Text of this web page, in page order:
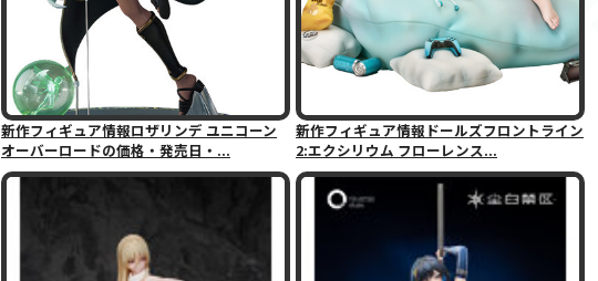
新作フィギュア情報ロザリンデ ユニコーン
オーバーロードの価格・発売日・...
新作フィギュア情報ドールズフロントライン
2:エクシリウム フローレンス...